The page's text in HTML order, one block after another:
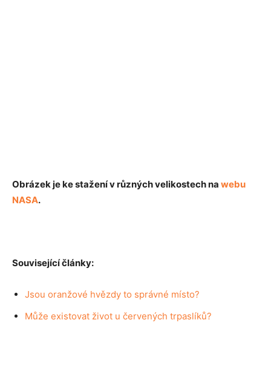
Obrázek je ke stažení v různých velikostech na webu
NASA.
Související články:
Jsou oranžové hvězdy to správné místo?
Může existovat život u červených trpaslíků?